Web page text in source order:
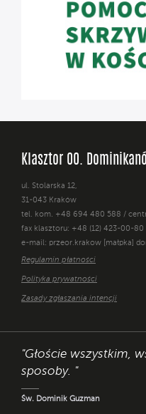
Klasztor OO.
ul. Stolarska 12,
31-043 Kraków
tel. kom. +48 694 480 588 /
fax klasztoru: +48 (12) 423-00-80
e-mail: przeor.krakow [małpka]
Regulamin płatności
Polityka prywatności
Zasady zgłaszania intencji
"Głoście wszystkim,
sposoby. "
Św. Dominik Guzman